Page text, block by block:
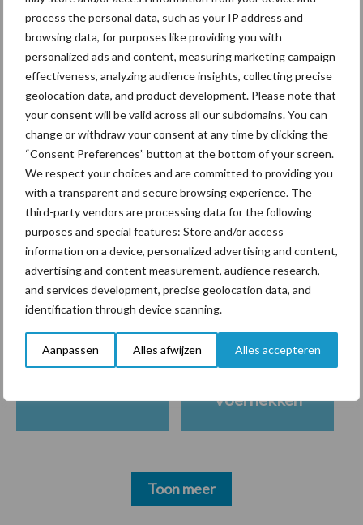
process the personal data, such as your IP address and
browsing data, for purposes like providing you with
personalized ads and content, measuring marketing campaign
effectiveness, analyzing audience insights, collecting precise
geolocation data, and product development. Please note that
your consent will be valid across all our subdomains. You can
change or withdraw your consent at any time by clicking the
“Consent Preferences” button at the bottom of your screen.
We respect your choices and are committed to providing you
with a transparent and secure browsing experience. The
third-party vendors are processing data for the following
purposes and special features: Store and/or access
information on a device, personalized advertising and content,
advertising and content measurement, audience research,
and services development, precise geolocation data, and
identification through device scanning.
Aanpassen Alles afwijzen Alles accepteren
Drie Franse bedrijven over
de grens van 14.000
kilogram melk
Pöttinger introduceert
compacte dubbelrotor-
zwadhark in de hef
Themapagina's
Diergezondheid Bemesting Fokkerij
Voerhekken
Toon meer